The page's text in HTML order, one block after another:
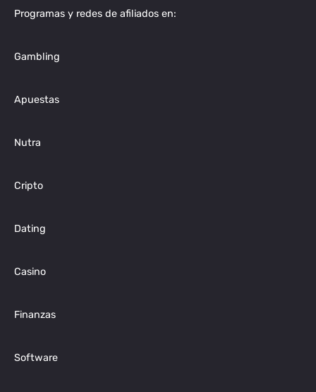
Programas y redes de afiliados en:
Gambling
Apuestas
Nutra
Cripto
Dating
Casino
Finanzas
Software